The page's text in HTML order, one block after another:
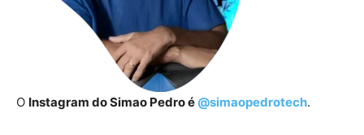
O Instagram do Simao Pedro é @simaopedrotech.